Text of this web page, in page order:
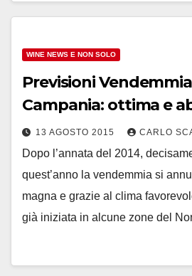
WINE NEWS E NON SOLO
Previsioni Vendemmia
Campania: ottima e
13 AGOSTO 2015 CARLO
Dopo l’annata del 2014,
quest’anno la vendemmia si
magna e grazie al clima
già iniziata in alcune zone del